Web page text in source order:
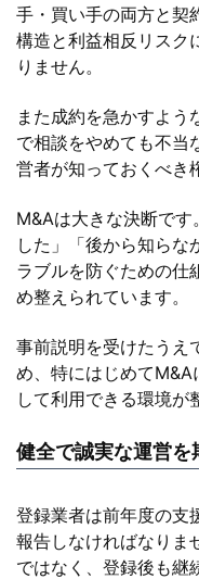
手・買い手の両方と契
構造と利益相反リスク
りません。
また成約を急かすよう
で相談をやめても不当
営者が知っておくべき
M&Aは大きな決断で
した」「後から知らな
ラブルを防ぐための仕
め整えられています。
事前説明を受けたうえ
め、特にはじめて
して利用できる環境が
健全で誠実な運営を
登録業者は前年度の支
報告しなければなりま
ではなく、登録後も継